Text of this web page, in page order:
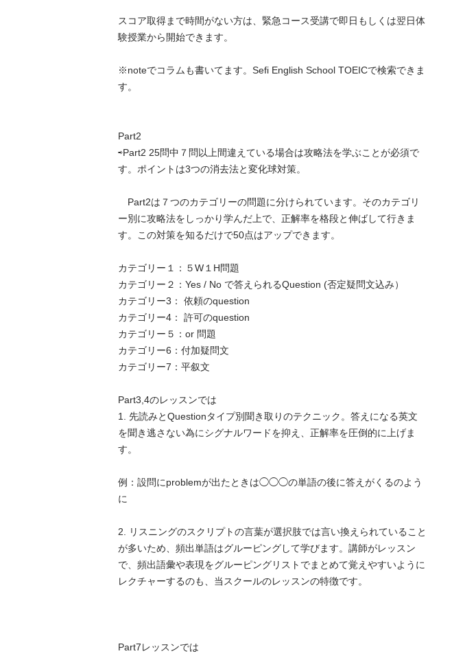
スコア取得まで時間がない方は、緊急コース受講で即日もしくは翌日体
験授業から開始できます。
※noteでコラムも書いてます。Sefi English School TOEICで検索できま
す。
Part2
⇨Part2 25問中７問以上間違えている場合は攻略法を学ぶことが必須で
す。ポイントは3つの消去法と変化球対策。
Part2は７つのカテゴリーの問題に分けられています。そのカテゴリ
ー別に攻略法をしっかり学んだ上で、正解率を格段と伸ばして行きま
す。この対策を知るだけで50点はアップできます。
カテゴリー１：５W１H問題
カテゴリー２：Yes / No で答えられるQuestion (否定疑問文込み）
カテゴリー3： 依頼のquestion
カテゴリー4： 許可のquestion
カテゴリー５：or 問題
カテゴリー6：付加疑問文
カテゴリー7：平叙文
Part3,4のレッスンでは
1. 先読みとQuestionタイプ別聞き取りのテクニック。答えになる英文
を聞き逃さない為にシグナルワードを抑え、正解率を圧倒的に上げま
す。
例：設問にproblemが出たときは◯◯◯の単語の後に答えがくるのよう
に
2. リスニングのスクリプトの言葉が選択肢では言い換えられていること
が多いため、頻出単語はグルーピングして学びます。講師がレッスン
で、頻出語彙や表現をグルーピングリストでまとめて覚えやすいように
レクチャーするのも、当スクールのレッスンの特徴です。
Part7レッスンでは